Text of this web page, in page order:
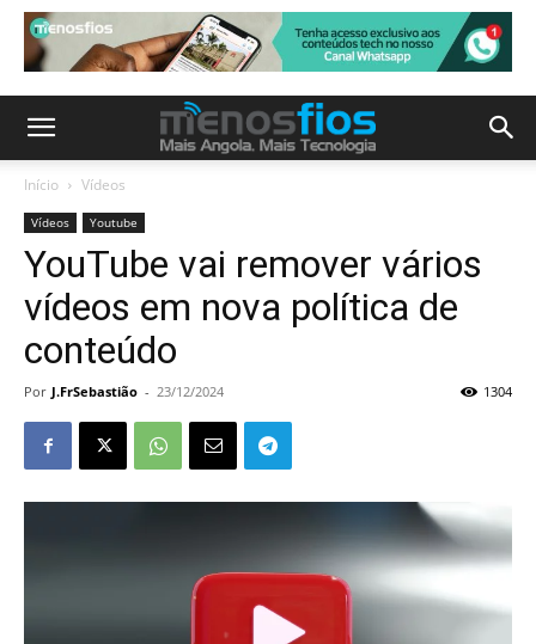
Início Vídeos
Vídeos Youtube
YouTube vai remover vários
vídeos em nova política de
conteúdo
Por J.FrSebastião - 23/12/2024 1304